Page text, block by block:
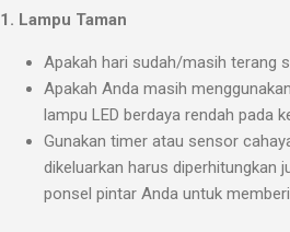
1. Lampu Taman
Apakah hari sudah/masih terang
Apakah Anda masih
lampu LED berdaya rendah pada
Gunakan timer atau sensor
dikeluarkan harus diperhitungkan
ponsel pintar Anda untuk